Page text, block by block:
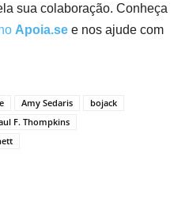
sua colaboração. Conheça
Apoia.se e nos ajude com
Amy Sedaris
bojack
F. Thompkins